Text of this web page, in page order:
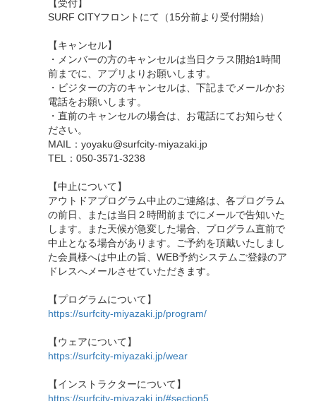
【受付】
SURF CITYフロントにて（15分前より受付開始）
【キャンセル】
・メンバーの方のキャンセルは当日クラス開始1時間
前までに、アプリよりお願いします。
・ビジターの方のキャンセルは、下記までメールかお
電話をお願いします。
・直前のキャンセルの場合は、お電話にてお知らせく
ださい。
MAIL：yoyaku@surfcity-miyazaki.jp
TEL：050-3571-3238
【中止について】
アウトドアプログラム中止のご連絡は、各プログラム
の前日、または当日２時間前までにメールで告知いた
します。また天候が急変した場合、プログラム直前で
中止となる場合があります。ご予約を頂戴いたしまし
た会員様へは中止の旨、WEB予約システムご登録のア
ドレスへメールさせていただきます。
【プログラムについて】
https://surfcity-miyazaki.jp/program/
【ウェアについて】
https://surfcity-miyazaki.jp/wear
【インストラクターについて】
https://surfcity-miyazaki.jp/#section5